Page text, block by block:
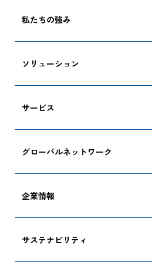
私たちの強み
ソリューション
サービス
グローバルネットワーク
企業情報
サステナビリティ